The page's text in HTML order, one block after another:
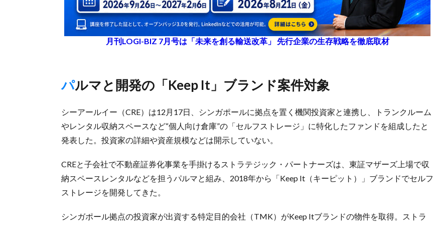
月刊LOGI-BIZ 7月号は「未来を創る輸送改革」 先行企業の生存戦略を徹底取材
パルマと開発の「Keep It」ブランド案件対象
シーアールイー（CRE）は12月17日、シンガポールに拠点を置く機関投資家と連携し、トランクルーム
やレンタル収納スペースなど“個人向け倉庫”の「セルフストレージ」に特化したファンドを組成したと
発表した。投資家の詳細や資産規模などは開示していない。
CREと子会社で不動産証券化事業を手掛けるストラテジック・パートナーズは、東証マザーズ上場で収
納スペースレンタルなどを担うパルマと組み、2018年から「Keep It（キーピット）」ブランドでセルフ
ストレージを開発してきた。
シンガポール拠点の投資家が出資する特定目的会社（TMK）がKeep Itブランドの物件を取得。ストラ